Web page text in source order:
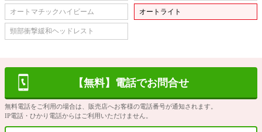
オートマチックハイビーム オートライト
頸部衝撃緩和ヘッドレスト
【無料】電話でお問合せ
無料電話をご利用の場合は、販売店へお客様の電話番号が通知されます。
IP電話・ひかり電話からはご利用いただけません。